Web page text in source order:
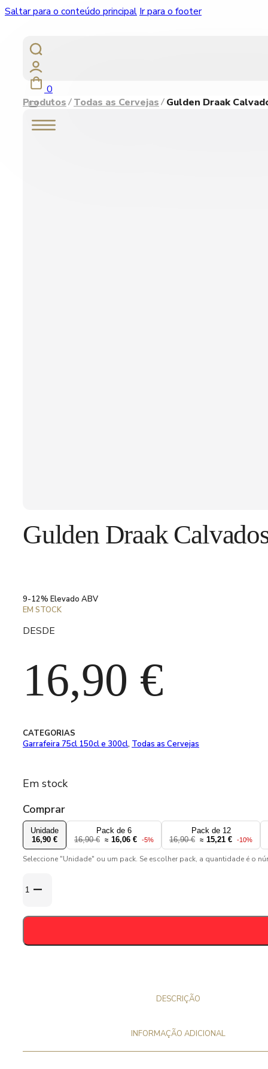
Saltar para o conteúdo principal Ir para o footer
0
Produtos
Todas as Cervejas Gulden Draak
Gulden Draak
9-12% Elevado ABV
EM STOCK
DESDE
16,90 €
CATEGORIAS
Garrafeira 75cl 150cl e 300cl, Todas as Cervejas
Em stock
Comprar
Unidade
16,90 €
Pack de 6
16,90 €
≈ 16,06 € -5%
Pack de 12
16,90 €
≈ 15,21 € -10%
Seleccione "Unidade" ou um pack. Se escolher pack, a quantidade é o
de
Draak
Calvados
DESCRIÇÃO
INFORMAÇÃO ADICIONAL